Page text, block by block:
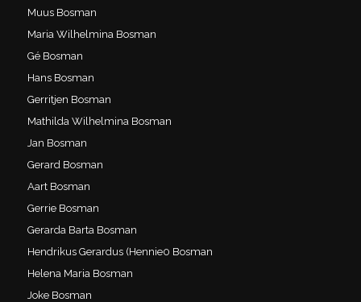
Muus Bosman
Maria Wilhelmina Bosman
Gé Bosman
Hans Bosman
Gerritjen Bosman
Mathilda Wilhelmina Bosman
Jan Bosman
Gerard Bosman
Aart Bosman
Gerrie Bosman
Gerarda Barta Bosman
Hendrikus Gerardus (Hennie0 Bosman
Helena Maria Bosman
Joke Bosman